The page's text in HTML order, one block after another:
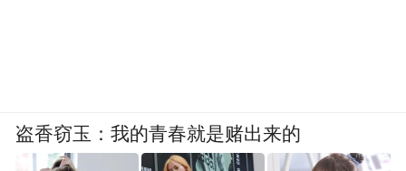
盗香窃玉：我的青春就是赌出来的